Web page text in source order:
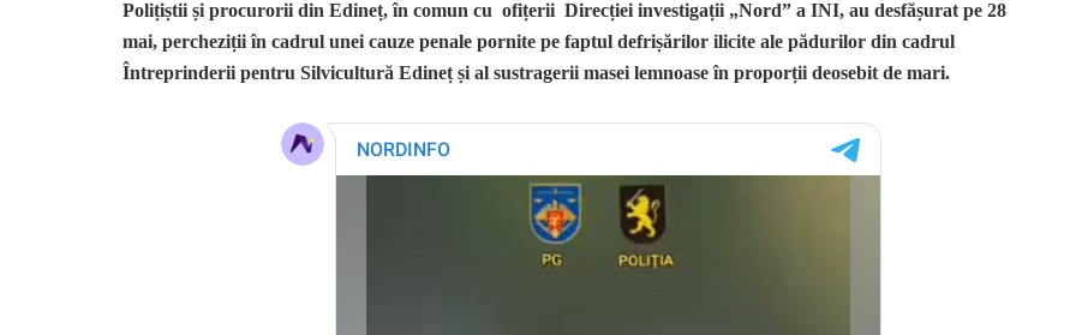
Polițiștii și procurorii din Edineț, în comun cu ofițerii Direcției investigații „Nord” a INI, au desfășurat pe 28
mai, percheziții în cadrul unei cauze penale pornite pe faptul defrișărilor ilicite ale pădurilor din cadrul
Întreprinderii pentru Silvicultură Edineț și al sustragerii masei lemnoase în proporții deosebit de mari.